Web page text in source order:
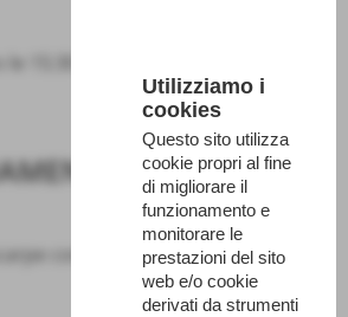
15:30 di venerdì 12 giugno
comodi
Utilizziamo i
cookies
Questo sito utilizza
cookie propri al fine
di migliorare il
funzionamento e
monitorare le
prestazioni del sito
web e/o cookie
derivati da strumenti